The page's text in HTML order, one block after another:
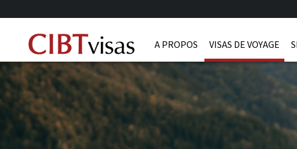
A PROPOS VISAS DE VOYAGE